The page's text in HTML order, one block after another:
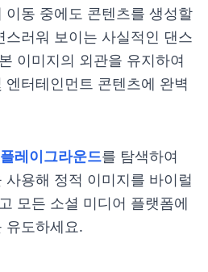
이동 중에도 콘텐츠를 생성할
러워 보이는 사실적인 댄스
이미지의 외관을 유지하여
터테인먼트 콘텐츠에 완벽
레이그라운드를 탐색하여
용해 정적 이미지를 바이럴
모든 소셜 미디어 플랫폼에
유도하세요.